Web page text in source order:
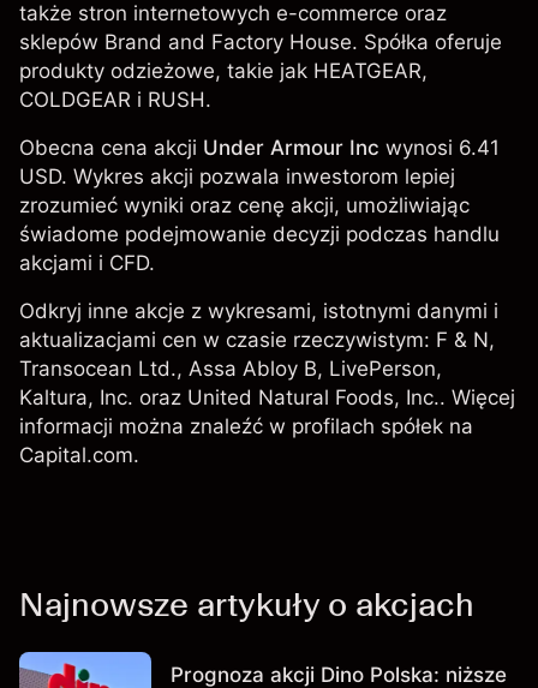
także stron internetowych e-commerce oraz
sklepów Brand and Factory House. Spółka oferuje
produkty odzieżowe, takie jak HEATGEAR,
COLDGEAR i RUSH.
Obecna cena akcji Under Armour Inc wynosi 6.41
USD. Wykres akcji pozwala inwestorom lepiej
zrozumieć wyniki oraz cenę akcji, umożliwiając
świadome podejmowanie decyzji podczas handlu
akcjami i CFD.
Odkryj inne akcje z wykresami, istotnymi danymi i
aktualizacjami cen w czasie rzeczywistym: F & N,
Transocean Ltd., Assa Abloy B, LivePerson,
Kaltura, Inc. oraz United Natural Foods, Inc.. Więcej
informacji można znaleźć w profilach spółek na
Capital.com.
Najnowsze artykuły o akcjach
Prognoza akcji Dino Polska: niższe